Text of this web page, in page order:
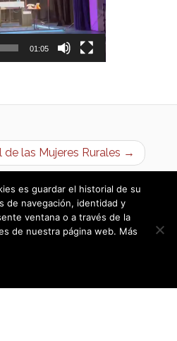
01:05
de las Mujeres Rurales →
es guardar el historial de su
de navegación, identidad y
ventana o a través de la
de nuestra página web. Más